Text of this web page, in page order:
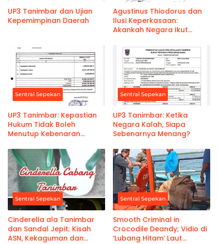
UP3 Tanimbar dan Ujian
Kepemimpinan Daerah
Agustinus Thiodorus dan
Ilusi Keperkasaan:
Akankah Negara Ikut
Sentral Sepekan
UP3 Tanimbar: Kepastian
Hukum Tidak Boleh
Menutup Kebenaran
Sentral Sepekan
UP3 Tanimbar: Ketika
Negara Kalah, Siapa
Sebenarnya Menang?
Sentral Sepekan
Cinderella ala Tanimbar
dan Sandal Jepit; Kisah
ASN, Kekaguman dan
Sentral Sepekan
Smooth Criminal in
Crocodile Deandy; Vidio di
‘Lubang Hitam’ Laut